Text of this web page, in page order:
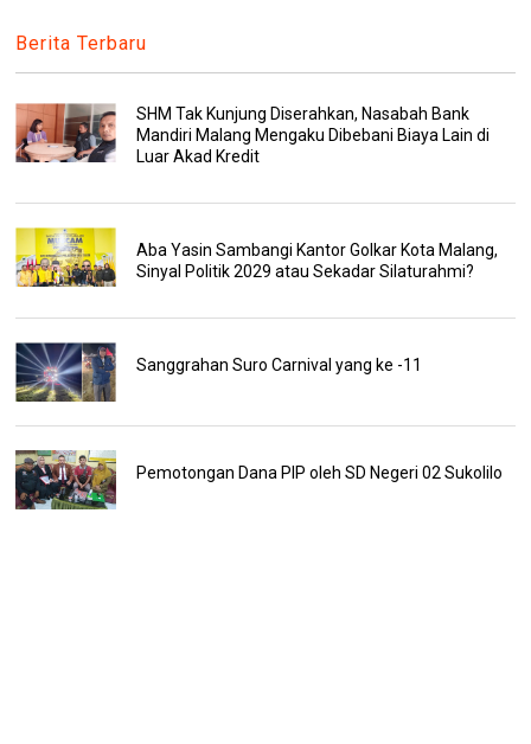
Berita Terbaru
SHM Tak Kunjung Diserahkan, Nasabah Bank
Mandiri Malang Mengaku Dibebani Biaya Lain di
Luar Akad Kredit
Aba Yasin Sambangi Kantor Golkar Kota Malang,
Sinyal Politik 2029 atau Sekadar Silaturahmi?
Sanggrahan Suro Carnival yang ke -11
Pemotongan Dana PIP oleh SD Negeri 02 Sukolilo